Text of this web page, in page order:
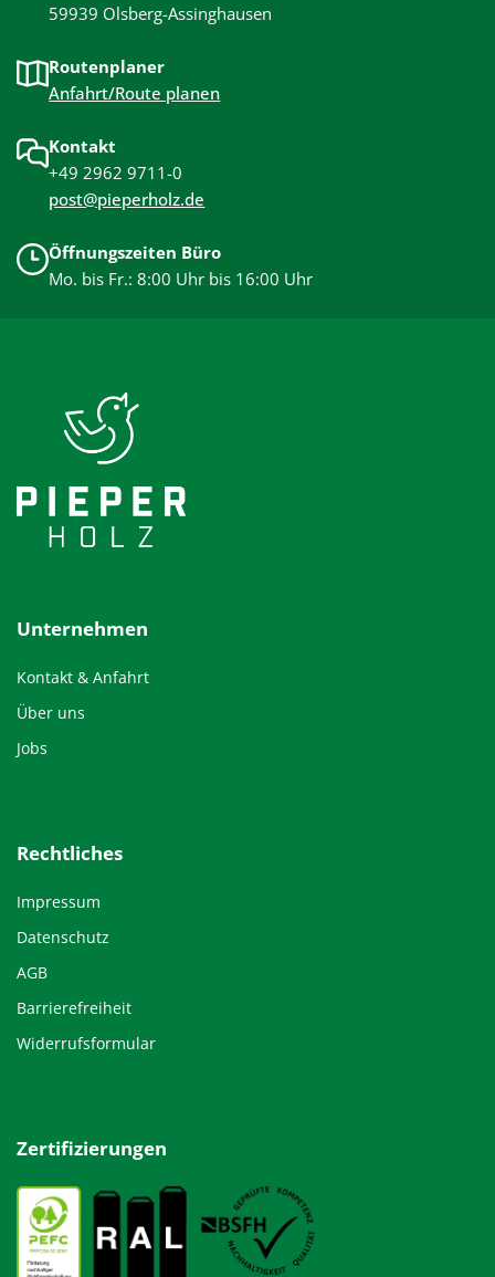
59939 Olsberg-Assinghausen
Routenplaner
Anfahrt/Route planen
Kontakt
+49 2962 9711-0
post@pieperholz.de
Öffnungszeiten Büro
Mo. bis Fr.: 8:00 Uhr bis 16:00 Uhr
Unternehmen
Kontakt & Anfahrt
Über uns
Jobs
Rechtliches
Impressum
Datenschutz
AGB
Barrierefreiheit
Widerrufsformular
Zertifizierungen